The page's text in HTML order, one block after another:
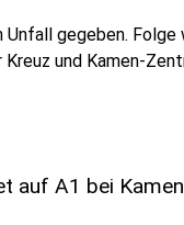
gegeben. Folge
und Kamen-
auf A1 bei Kamen